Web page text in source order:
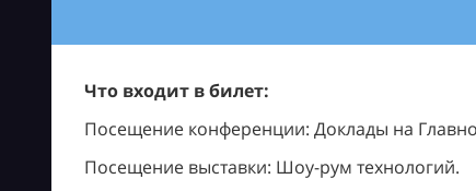
Что входит в билет:
Посещение конференции: Доклады на
Посещение выставки: Шоу-рум технологий.